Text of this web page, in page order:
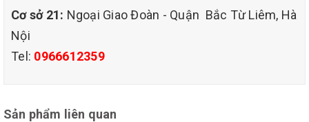
Cơ sở 21: Ngoại Giao Đoàn - Quận Bắc Từ Liêm, Hà
Nội
Tel: 0966612359
Sản phẩm liên quan